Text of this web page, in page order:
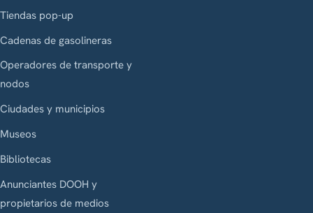
Tiendas pop-up
Cadenas de gasolineras
Operadores de transporte y
nodos
Ciudades y municipios
Museos
Bibliotecas
Anunciantes DOOH y
propietarios de medios